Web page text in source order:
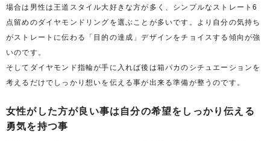
場合は男性は王道スタイル大好きな方が多く、シンプルなストレート6
点留めのダイヤモンドリングを選ぶことが多いです。より自分の気持ち
がストレートに伝わる「目的の達成」デザインをチョイスする傾向が強
いのです。
そしてダイヤモンド指輪が手に入れば後は箱パカのシチュエーションを
考えるだけでしっかり想いを伝える事が出来る準備が整うのです。
女性がした方が良い事は自分の希望をしっかり伝える
勇気を持つ事